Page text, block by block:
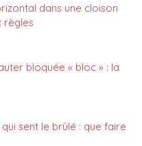
dans une cloison
règles
bloquée « bloc » : la
sent le brûlé : que faire